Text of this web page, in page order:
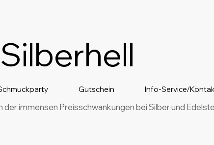
Gutschein Info-Service/
immensen Preisschwankungen bei Silber und
Silberhell